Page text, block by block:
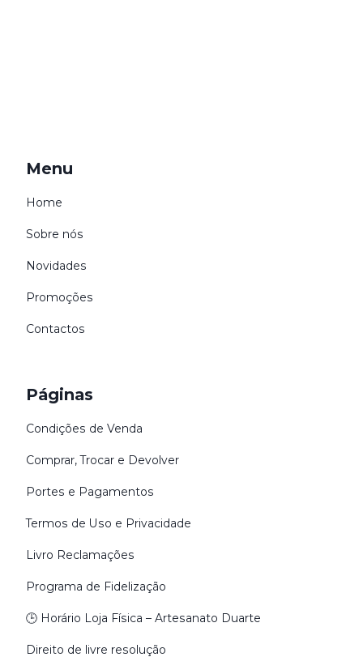
Menu
Home
Sobre nós
Novidades
Promoções
Contactos
Páginas
Condições de Venda
Comprar, Trocar e Devolver
Portes e Pagamentos
Termos de Uso e Privacidade
Livro Reclamações
Programa de Fidelização
🕒 Horário Loja Física – Artesanato Duarte
Direito de livre resolução